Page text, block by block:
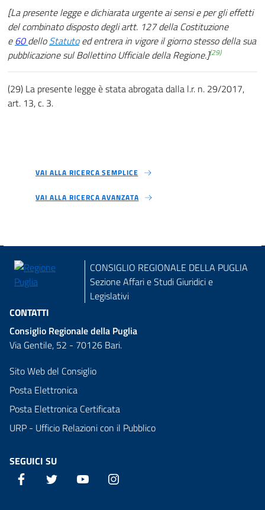
[La presente legge e dichiarata urgente ai sensi e per gli effetti
del combinato disposto degli artt. 127 della Costituzione
e60delloStatutoed entrera in vigore il giorno stesso della sua
pubblicazione sul Bollettino Ufficiale della Regione.](29)
(29) La presente legge è stata abrogata dalla l.r. n. 29/2017,
art. 13, c. 3.
VAI ALLA RICERCA SEMPLICE
VAI ALLA RICERCA AVANZATA
CONSIGLIO REGIONALE DELLA PUGLIA
Sezione Affari e Studi Giuridici e
Legislativi
CONTATTI
Consiglio Regionale della Puglia
Via Gentile, 52 - 70126 Bari.
Sito Web del Consiglio
Posta Elettronica
Posta Elettronica Certificata
URP - Ufficio Relazioni con il Pubblico
SEGUICI SU
Facebook Twitter YouTube